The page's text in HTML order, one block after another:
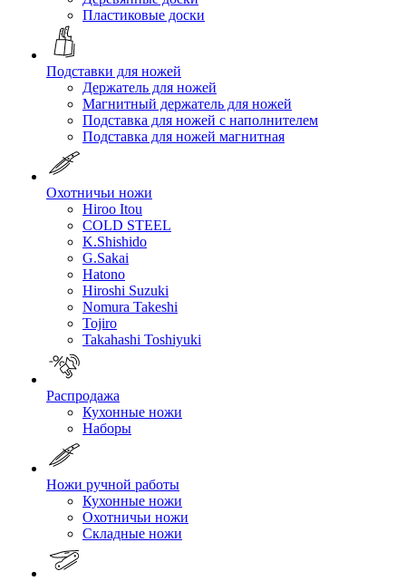
Пластиковые доски
Подставки для ножей
Держатель для ножей
Магнитный держатель для ножей
Подставка для ножей с наполнителем
Подставка для ножей магнитная
Охотничьи ножи
Hiroo Itou
COLD STEEL
K.Shishido
G.Sakai
Hatono
Hiroshi Suzuki
Nomura Takeshi
Tojiro
Takahashi Toshiyuki
Распродажа
Кухонные ножи
Наборы
Ножи ручной работы
Кухонные ножи
Охотничьи ножи
Складные ножи